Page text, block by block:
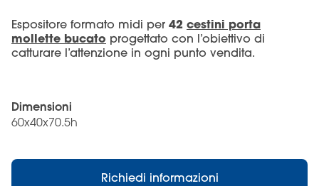
Espositore formato midi per 42 cestini porta
mollette bucato progettato con l’obiettivo di
catturare l’attenzione in ogni punto vendita.
Dimensioni
60x40x70.5h
Richiedi informazioni